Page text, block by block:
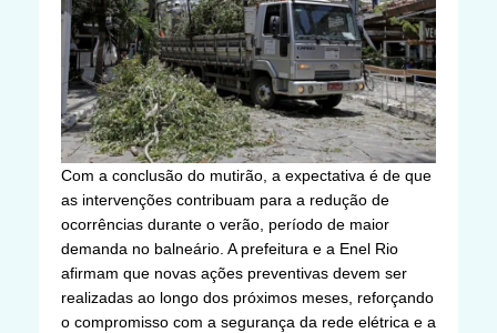
Com a conclusão do mutirão, a expectativa é de que
as intervenções contribuam para a redução de
ocorrências durante o verão, período de maior
demanda no balneário. A prefeitura e a Enel Rio
afirmam que novas ações preventivas devem ser
realizadas ao longo dos próximos meses, reforçando
o compromisso com a segurança da rede elétrica e a